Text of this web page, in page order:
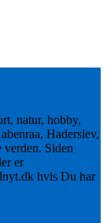
natur, hobby,
Haderslev,
verden. Siden
er
hvis Du har